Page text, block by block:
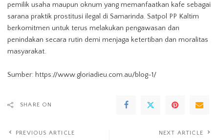
pemilik usaha maupun oknum yang memanfaatkan kafe sebagai
sarana praktik prostitusi ilegal di Samarinda. Satpol PP Kaltim
berkomitmen untuk terus melakukan pengawasan dan
penindakan secara rutin demi menjaga ketertiban dan moralitas
masyarakat.
Sumber: https://www.gloriadieu.com.au/blog-1/
SHARE ON
PREVIOUS ARTICLE NEXT ARTICLE